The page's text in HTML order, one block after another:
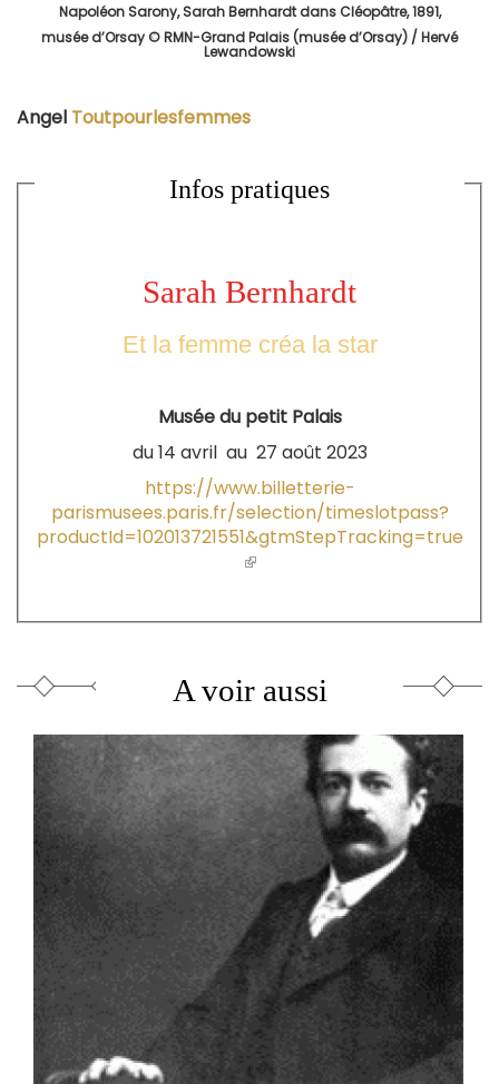
Napoléon Sarony, Sarah Bernhardt dans Cléopâtre, 1891,
musée d’Orsay © RMN-Grand Palais (musée d’Orsay) / Hervé
Lewandowski
Angel Toutpourlesfemmes
Infos pratiques
Sarah Bernhardt
Et la femme créa la star
Musée du petit Palais
du 14 avril au 27 août 2023
https://www.billetterie-
parismusees.paris.fr/selection/timeslotpass?
productId=102013721551&gtmStepTracking=true
(le
A voir aussi